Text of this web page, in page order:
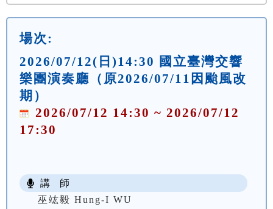
場次:
2026/07/12(日)14:30 國立臺灣交響
樂團演奏廳（原2026/07/11因颱風改
期）
2026/07/12 14:30 ~ 2026/07/12
17:30
講 師
巫竑毅 Hung-I WU